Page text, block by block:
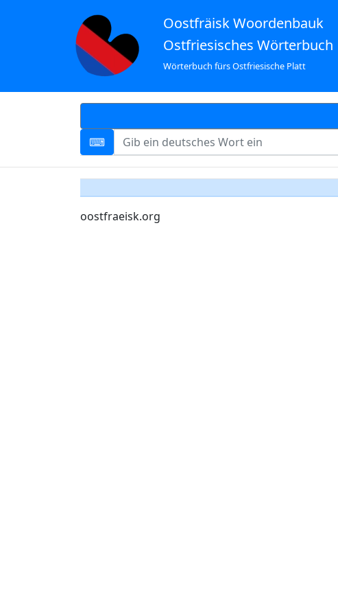
Oostfräisk Woordenbauk
Ostfriesisches Wörterbuch
Wörterbuch fürs Ostfriesische Platt
oostfraeisk.org